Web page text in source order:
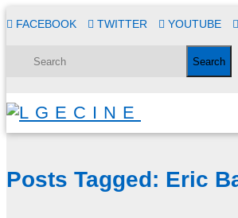
FACEBOOK TWITTER YOUTUBE
Posts Tagged: Eric